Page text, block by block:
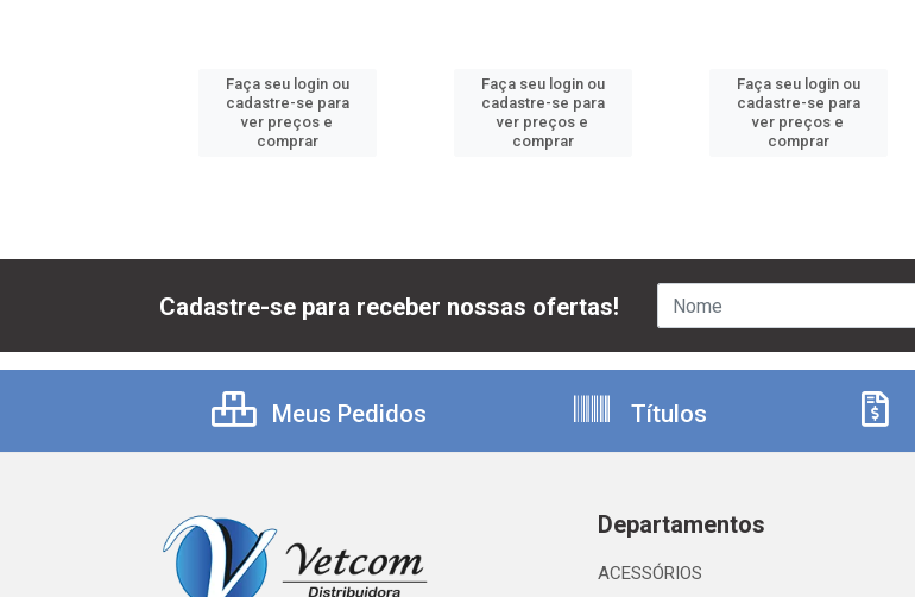
Faça seu login ou
cadastre-se para
ver preços e
comprar
Faça seu login ou
cadastre-se para
ver preços e
comprar
Faça seu login ou
cadastre-se para
ver preços e
comprar
Cadastre-se para receber nossas ofertas!
Meus Pedidos Títulos
Departamentos
ACESSÓRIOS